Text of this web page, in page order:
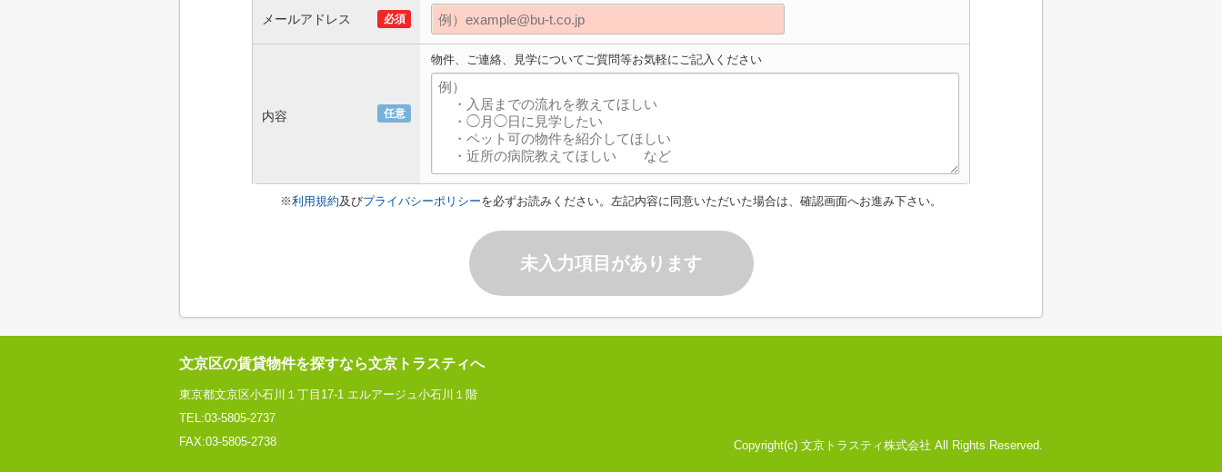
メールアドレス 必須
内容 任意
物件、ご連絡、見学についてご質問等お気軽にご記入ください
※利用規約及びプライバシーポリシーを必ずお読みください。左記内容に同意いただいた場合は、確認画面へお進み下さい。
未入力項目があります
文京区の賃貸物件を探すなら文京トラスティへ
東京都文京区小石川１丁目17-1 エルアージュ小石川１階
TEL:03-5805-2737
FAX:03-5805-2738
Copyright(c) 文京トラスティ株式会社 All Rights Reserved.